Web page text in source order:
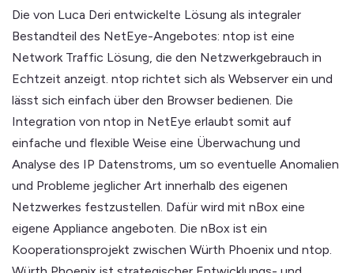
Die von Luca Deri entwickelte Lösung als integraler
Bestandteil des NetEye-Angebotes: ntop ist eine
Network Traffic Lösung, die den Netzwerkgebrauch in
Echtzeit anzeigt. ntop richtet sich als Webserver ein und
lässt sich einfach über den Browser bedienen. Die
Integration von ntop in NetEye erlaubt somit auf
einfache und flexible Weise eine Überwachung und
Analyse des IP Datenstroms, um so eventuelle Anomalien
und Probleme jeglicher Art innerhalb des eigenen
Netzwerkes festzustellen. Dafür wird mit nBox eine
eigene Appliance angeboten. Die nBox ist ein
Kooperationsprojekt zwischen Würth Phoenix und ntop.